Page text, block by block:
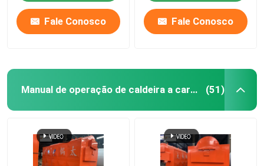
Fale Conosco Fale Conosco
Manual de operação de caldeira a carvão (51)